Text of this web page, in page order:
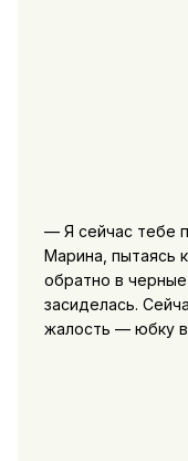
— Я сейчас тебе
Марина, пытаясь
обратно в
засиделась.
жалость — юбку